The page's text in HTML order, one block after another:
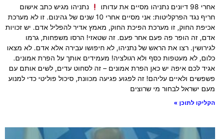
אחרי 98 דיונים נתניהו מסיים את עדותו
נתניהו מגיש כתב אישום
חריף נגד הפרקליטות: אני מסיים אחרי 10 שנים של גהינום. זו לא מערכת
אכיפת החוק, זו מערכת הפיכת החוק, מאמץ אדיר להפליל אדם. יש זכויות
אדם, זה הופר פה פעם אחר פעם. זה שטאזי! הרסו משפחות, גרמו
לגירושין. רצו את הראש של נתניהו, לא חיפושו עבירה אלא אדם. לא מצאו
כלום, לא מעטפות כסף ולא רגולציה! מעמידים אותך על הפרת אמונים.
אגיד לכם איפה יש כאן הפרת אמונים – זה לסחוט עדים, לשים אותם עם
פשפשים ולאיים עליהם! זה לפגוע פגיעה מכוונת, סיכול פוליטי כדי למנוע
מעם ישראל לבחור מי שרוצים
הקליקו לתוכן »